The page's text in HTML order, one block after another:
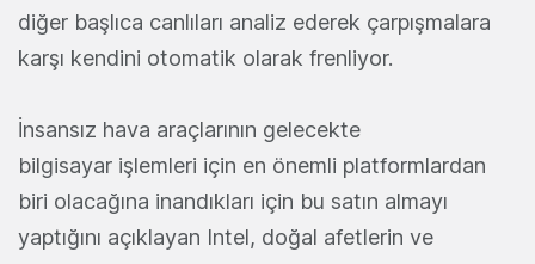
diğer başlıca canlıları analiz ederek çarpışmalara
karşı kendini otomatik olarak frenliyor.
İnsansız hava araçlarının gelecekte
bilgisayar işlemleri için en önemli platformlardan
biri olacağına inandıkları için bu satın almayı
yaptığını açıklayan Intel, doğal afetlerin ve